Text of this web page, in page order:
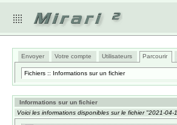
Envoyer Votre compte Utilisateurs Parcourir
Fichiers :: Informations sur un fichier
Informations sur un fichier
Voici les informations disponibles sur le fichier "2021-